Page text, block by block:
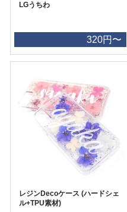
LGうちわ
320円〜
レジンDecoケース (ハードシェ
ル+TPU素材)